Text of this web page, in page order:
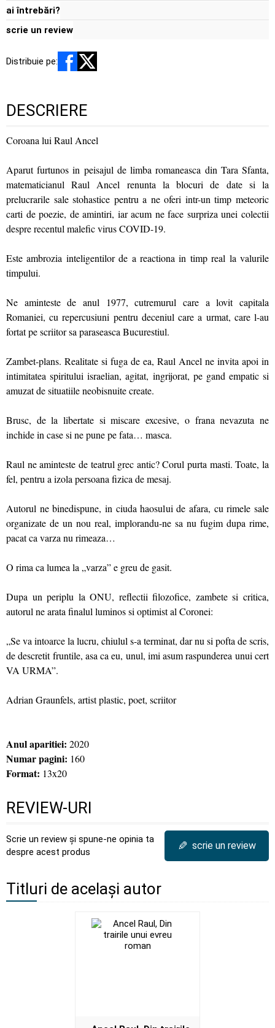
ai întrebări?
scrie un review
Distribuie pe:
DESCRIERE
Coroana lui Raul Ancel
Aparut furtunos in peisajul de limba romaneasca din Tara Sfanta,
matematicianul Raul Ancel renunta la blocuri de date si la
prelucrarile sale stohastice pentru a ne oferi intr-un timp meteoric
carti de poezie, de amintiri, iar acum ne face surpriza unei colectii
despre recentul malefic virus COVID-19.
Este ambrozia inteligentilor de a reactiona in timp real la valurile
timpului.
Ne aminteste de anul 1977, cutremurul care a lovit capitala
Romaniei, cu repercusiuni pentru deceniul care a urmat, care l-au
fortat pe scriitor sa paraseasca Bucurestiul.
Zambet-plans. Realitate si fuga de ea, Raul Ancel ne invita apoi in
intimitatea spiritului israelian, agitat, ingrijorat, pe gand empatic si
amuzat de situatiile neobisnuite create.
Brusc, de la libertate si miscare excesive, o frana nevazuta ne
inchide in case si ne pune pe fata… masca.
Raul ne aminteste de teatrul grec antic? Corul purta masti. Toate, la
fel, pentru a izola persoana fizica de mesaj.
Autorul ne binedispune, in ciuda haosului de afara, cu rimele sale
organizate de un nou real, implorandu-ne sa nu fugim dupa rime,
pacat ca varza nu rimeaza…
O rima ca lumea la „varza” e greu de gasit.
Dupa un periplu la ONU, reflectii filozofice, zambete si critica,
autorul ne arata finalul luminos si optimist al Coronei:
„Se va intoarce la lucru, chiulul s-a terminat, dar nu si pofta de scris,
de descretit fruntile, asa ca eu, unul, imi asum raspunderea unui cert
VA URMA”.
Adrian Graunfels, artist plastic, poet, scriitor
Anul aparitiei: 2020
Numar pagini: 160
Format: 13x20
REVIEW-URI
Scrie un review și spune-ne opinia ta
despre acest produs
✎ scrie un review
Titluri de același autor